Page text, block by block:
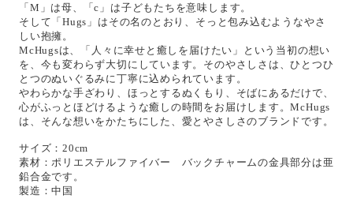
「M」は母、「c」は子どもたちを意味します。
そして「Hugs」はその名のとおり、そっと包み込むようなやさ
しい抱擁。
McHugsは、「人々に幸せと癒しを届けたい」という当初の想い
を、今も変わらず大切にしています。そのやさしさは、ひとつひ
とつのぬいぐるみに丁寧に込められています。
やわらかな手ざわり、ほっとするぬくもり、そばにあるだけで、
心がふっとほどけるような癒しの時間をお届けします。McHugs
は、そんな想いをかたちにした、愛とやさしさのブランドです。
サイズ：20cm
素材：ポリエステルファイバー バックチャームの金具部分は亜
鉛合金です。
製造：中国